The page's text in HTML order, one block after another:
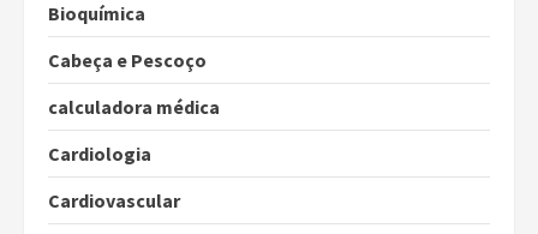
Bioquímica
Cabeça e Pescoço
calculadora médica
Cardiologia
Cardiovascular